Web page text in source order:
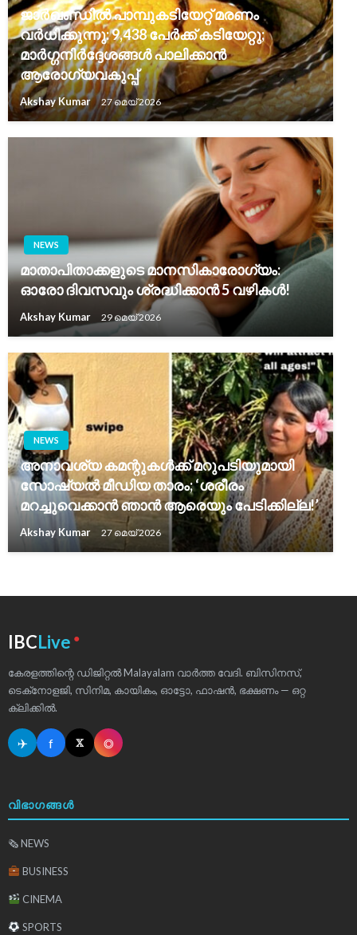
ജാർഖണ്ഡിൽ പാമ്പുകടിയേറ്റ് മരണം
വർധിക്കുന്നു: 9,438 പേർക്ക് കടിയേറ്റു;
മാർഗ്ഗനിർദ്ദേശങ്ങൾ പാലിക്കാൻ
ആരോഗ്യവകുപ്പ്
Akshay Kumar 27 മെയ്‌ 2026
NEWS
മാതാപിതാക്കളുടെ മാനസികാരോഗ്യം:
ഓരോ ദിവസവും ശ്രദ്ധിക്കാൻ 5 വഴികൾ!
Akshay Kumar 29 മെയ്‌ 2026
NEWS
അനാവശ്യ കമന്റുകൾക്ക് മറുപടിയുമായി
സോഷ്യൽ മീഡിയ താരം; ‘ശരീരം
മറച്ചുവെക്കാൻ ഞാൻ ആരെയും പേടിക്കില്ല!’
Akshay Kumar 27 മെയ്‌ 2026
IBCLive ●
കേരളത്തിന്റെ ഡിജിറ്റൽ Malayalam വാർത്ത വേദി. ബിസിനസ്,
ടെക്‌നോളജി, സിനിമ, കായികം, ഓട്ടോ, ഫാഷൻ, ഭക്ഷണം — ഒറ്റ
ക്ലിക്കിൽ.
✈ f 𝕏 ◎
വിഭാഗങ്ങൾ
🗞 NEWS
BUSINESS
CINEMA
SPORTS